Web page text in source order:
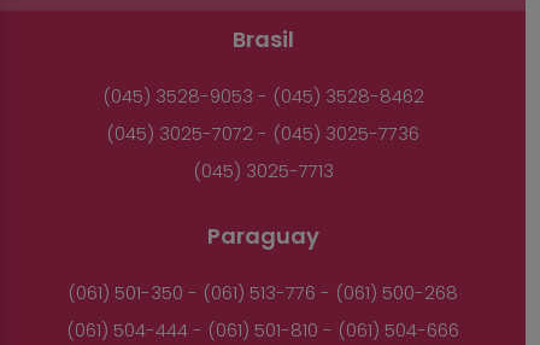
Brasil
(045) 3528-9053 - (045) 3528-8462
(045) 3025-7072 - (045) 3025-7736
(045) 3025-7713
Paraguay
(061) 501-350 - (061) 513-776 - (061) 500-268
(061) 504-444 - (061) 501-810 - (061) 504-666